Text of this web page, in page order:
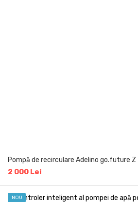
Pompă de recirculare Adelino go.future Z
2 000 Lei
NOU